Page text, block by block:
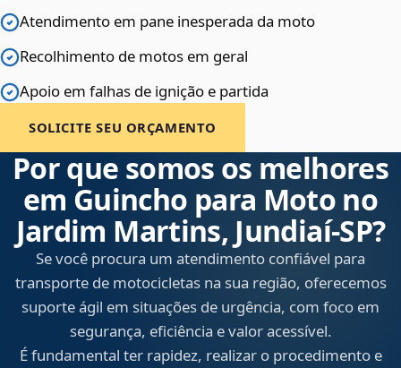
Atendimento em pane inesperada da moto
Recolhimento de motos em geral
Apoio em falhas de ignição e partida
SOLICITE SEU ORÇAMENTO
Por que somos os melhores
em Guincho para Moto no
Jardim Martins, Jundiaí‑SP?
Se você procura um atendimento confiável para
transporte de motocicletas na sua região, oferecemos
suporte ágil em situações de urgência, com foco em
segurança, eficiência e valor acessível.
É fundamental ter rapidez, realizar o procedimento e